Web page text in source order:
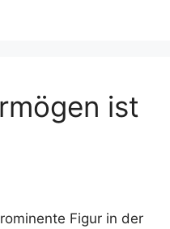
ist
Figur in der